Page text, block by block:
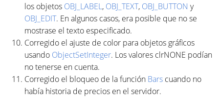
los objetos OBJ_LABEL, OBJ_TEXT, OBJ_BUTTON y
OBJ_EDIT. En algunos casos, era posible que no se
mostrase el texto especificado.
Corregido el ajuste de color para objetos gráficos
usando ObjectSetInteger. Los valores clrNONE podían
no tenerse en cuenta.
Corregido el bloqueo de la función Bars cuando no
había historia de precios en el servidor.